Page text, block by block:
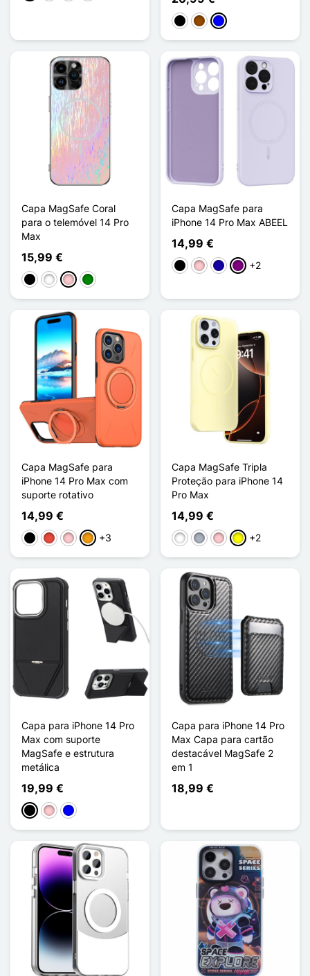
PretoCastanho
Azul
Capa MagSafe Coral
para o telemóvel 14 Pro
Max
15,99 €
PretoBrancoRosaVerde
Capa MagSafe para
iPhone 14 Pro Max ABEEL
14,99 €
PretoRosaAzul Escuro
Púrpura
+2
Capa MagSafe para
iPhone 14 Pro Max com
suporte rotativo
14,99 €
PretoVermelho
RosaLaranja
+3
Capa MagSafe Tripla
Proteção para iPhone 14
Pro Max
14,99 €
BrancoCinzento
RosaAmarelo
+2
Capa para iPhone 14 Pro
Max com suporte
MagSafe e estrutura
metálica
19,99 €
PretoRosaAzul
Capa para iPhone 14 Pro
Max Capa para cartão
destacável MagSafe 2
em 1
18,99 €